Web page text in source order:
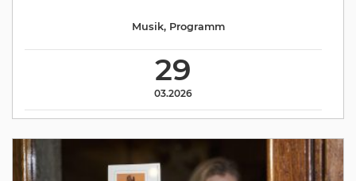
29
03.2026
Musik, Programm